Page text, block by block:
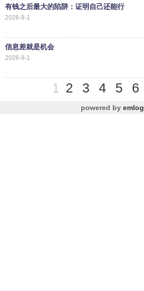
有钱之后最大的陷阱：证明自己还能行
2026-8-1
信息差就是机会
2026-8-1
1 2 3 4 5 6
powered by emlog